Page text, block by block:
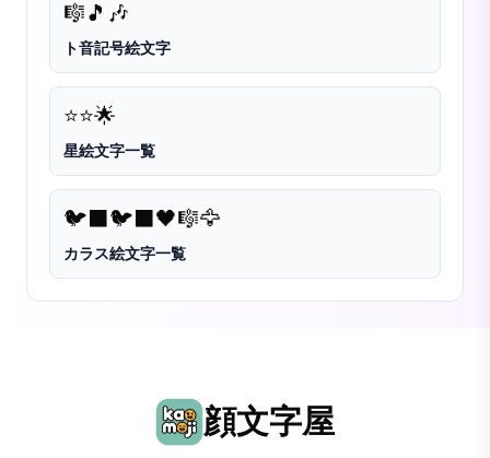
🎼🎵 🎶
ト音記号絵文字
⭐⭐️🌟
星絵文字一覧
🐦‍⬛ 🐦‍⬛🖤🎼🦅
カラス絵文字一覧
顔文字屋